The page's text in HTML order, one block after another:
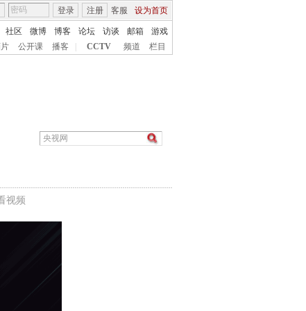
客服 设为首页
登录 注册
社区 微博 博客 论坛 访谈 邮箱
游戏
公开课 播客 CCTV 频道 栏目
视频